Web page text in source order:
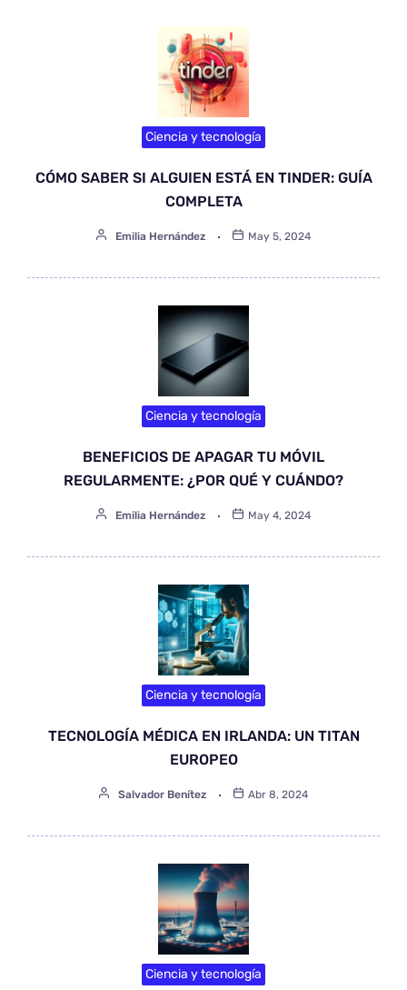
Ciencia y tecnología
CÓMO SABER SI ALGUIEN ESTÁ EN TINDER: GUÍA
COMPLETA
Emilia Hernández May 5, 2024
Ciencia y tecnología
BENEFICIOS DE APAGAR TU MÓVIL
REGULARMENTE: ¿POR QUÉ Y CUÁNDO?
Emilia Hernández May 4, 2024
Ciencia y tecnología
TECNOLOGÍA MÉDICA EN IRLANDA: UN TITAN
EUROPEO
Salvador Benítez Abr 8, 2024
Ciencia y tecnología